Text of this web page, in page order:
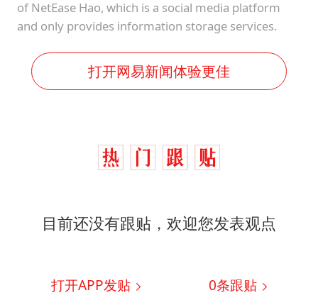
of NetEase Hao, which is a social media platform
and only provides information storage services.
打开网易新闻体验更佳
目前还没有跟贴，欢迎您发表观点
打开APP发贴 0条跟贴